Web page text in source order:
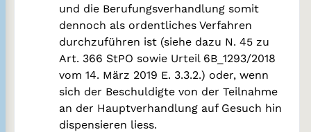
und die Berufungsverhandlung somit
dennoch als ordentliches Verfahren
durchzuführen ist (siehe dazu N. 45 zu
Art. 366 StPO sowie Urteil 6B_1293/2018
vom 14. März 2019 E. 3.3.2.) oder, wenn
sich der Beschuldigte von der Teilnahme
an der Hauptverhandlung auf Gesuch hin
dispensieren liess.